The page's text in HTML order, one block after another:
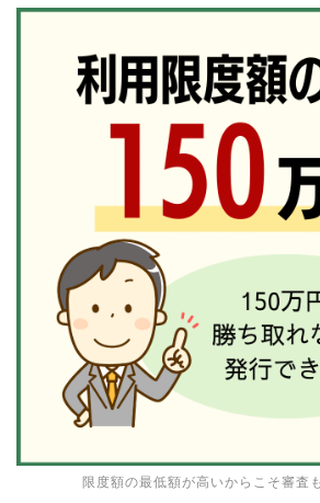
限度額の最低額が高いからこそ審査